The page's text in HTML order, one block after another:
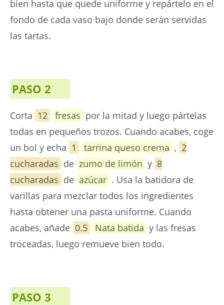
bien hasta que quede uniforme y repártelo en el
fondo de cada vaso bajo donde serán servidas
las tartas.
PASO 2
Corta 12 fresas por la mitad y luego pártelas
todas en pequeños trozos. Cuando acabes, coge
un bol y echa 1 tarrina queso crema , 2
cucharadas de zumo de limón y 8
cucharadas de azúcar . Usa la batidora de
varillas para mezclar todos los ingredientes
hasta obtener una pasta uniforme. Cuando
acabes, añade 0.5 Nata batida y las fresas
troceadas, luego remueve bien todo.
PASO 3